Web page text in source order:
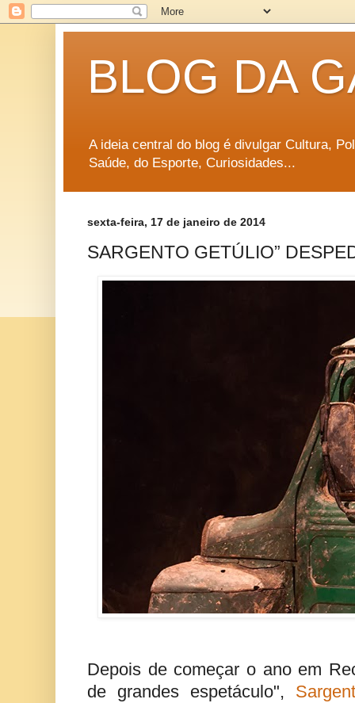
BLOG DA
A ideia central do blog é divulgar Cultura,
Saúde, do Esporte, Curiosidades...
sexta-feira, 17 de janeiro de 2014
SARGENTO GETÚLIO”
Depois de começar o ano em
de grandes espetáculo",